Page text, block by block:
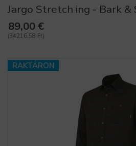
Jargo Stretch ing - Bark &
89,00 €
(34216,58 Ft)
RAKTÁRON